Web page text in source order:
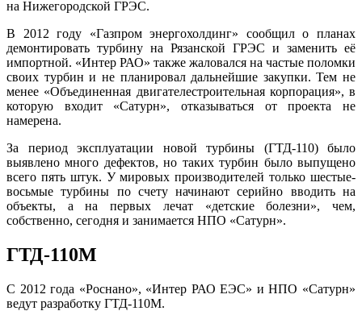
на Нижегородской ГРЭС.
В 2012 году «Газпром энергохолдинг» сообщил о планах
демонтировать турбину на Рязанской ГРЭС и заменить её
импортной. «Интер РАО» также жаловался на частые поломки
своих турбин и не планировал дальнейшие закупки. Тем не
менее «Объединенная двигателестроительная корпорация», в
которую входит «Сатурн», отказываться от проекта не
намерена.
За период эксплуатации новой турбины (ГТД-110) было
выявлено много дефектов, но таких турбин было выпущено
всего пять штук. У мировых производителей только шестые-
восьмые турбины по счету начинают серийно вводить на
объекты, а на первых лечат «детские болезни», чем,
собственно, сегодня и занимается НПО «Сатурн».
ГТД-110М
С 2012 года «Роснано», «Интер РАО ЕЭС» и НПО «Сатурн»
ведут разработку ГТД-110М.